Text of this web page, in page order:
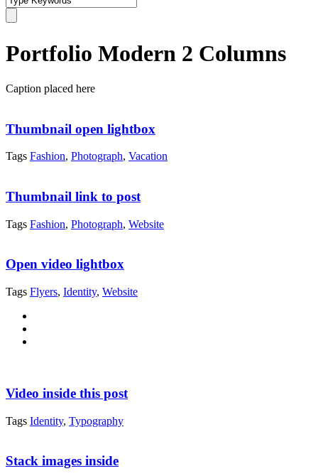
Portfolio Modern 2 Columns
Caption placed here
Thumbnail open lightbox
Tags Fashion, Photograph, Vacation
Thumbnail link to post
Tags Fashion, Photograph, Website
Open video lightbox
Tags Flyers, Identity, Website
Video inside this post
Tags Identity, Typography
Stack images inside